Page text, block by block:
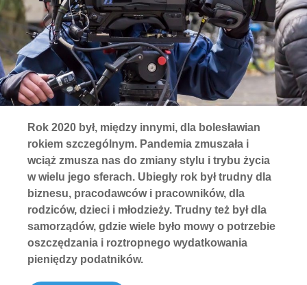
Rok 2020 był, między innymi, dla bolesławian
rokiem szczególnym. Pandemia zmuszała i
wciąż zmusza nas do zmiany stylu i trybu życia
w wielu jego sferach. Ubiegły rok był trudny dla
biznesu, pracodawców i pracowników, dla
rodziców, dzieci i młodzieży. Trudny też był dla
samorządów, gdzie wiele było mowy o potrzebie
oszczędzania i roztropnego wydatkowania
pieniędzy podatników.